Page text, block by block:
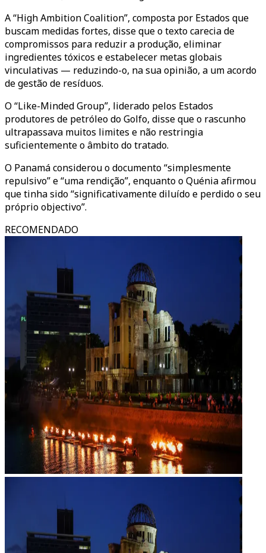
A “High Ambition Coalition”, composta por Estados que
buscam medidas fortes, disse que o texto carecia de
compromissos para reduzir a produção, eliminar
ingredientes tóxicos e estabelecer metas globais
vinculativas — reduzindo-o, na sua opinião, a um acordo
de gestão de resíduos.
O “Like-Minded Group”, liderado pelos Estados
produtores de petróleo do Golfo, disse que o rascunho
ultrapassava muitos limites e não restringia
suficientemente o âmbito do tratado.
O Panamá considerou o documento “simplesmente
repulsivo” e “uma rendição”, enquanto o Quénia afirmou
que tinha sido “significativamente diluído e perdido o seu
próprio objectivo”.
RECOMENDADO